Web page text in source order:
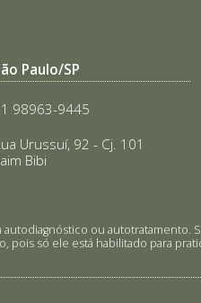
Paulo/SP
98963-9445
Urussuí, 92 - Cj. 101
Bibi
ou
só ele está habilitado para